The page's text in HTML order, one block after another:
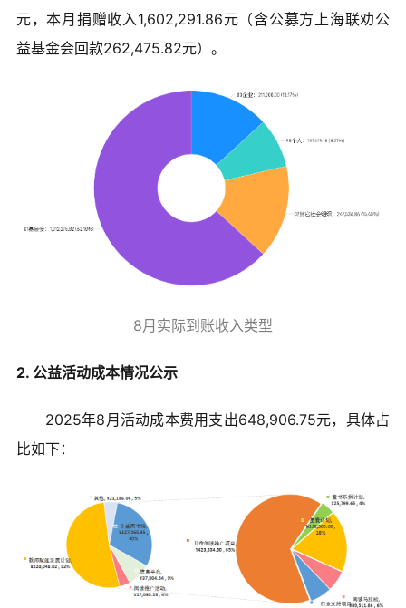
元，本月捐赠收入1,602,291.86元（含公募方上海联劝公
益基金会回款262,475.82元）。
8月实际到账收入类型
2. 公益活动成本情况公示
2025年8月活动成本费用支出648,906.75元，具体占
比如下：